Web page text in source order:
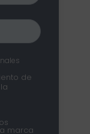
de
marca